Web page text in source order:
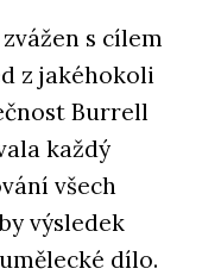
s cílem
z jakéhokoli
Burrell
každý
všech
výsledek
dílo.